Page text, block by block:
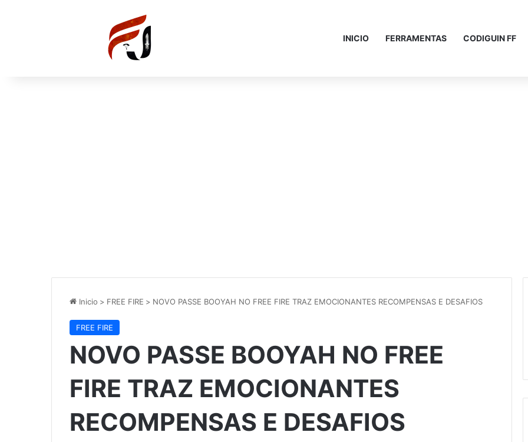
INICIO FERRAMENTAS CODIGUIN FF
Inicio > FREE FIRE > NOVO PASSE BOOYAH NO FREE FIRE TRAZ EMOCIONANTES RECOMPENSAS E DESAFIOS
FREE FIRE
NOVO PASSE BOOYAH NO FREE
FIRE TRAZ EMOCIONANTES
RECOMPENSAS E DESAFIOS